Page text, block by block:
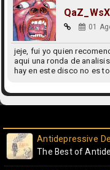
QaZ_WsX
01
jeje, fui yo quien
aqui una ronda de
hay en este disco no es
Antidepressive
The Best of